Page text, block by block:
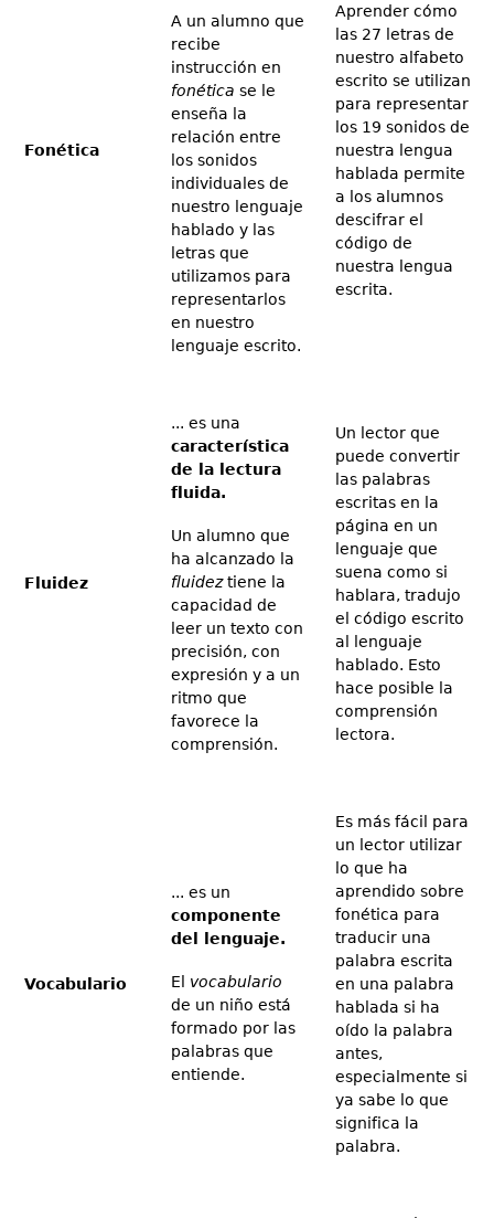
Fonética
A un alumno que
recibe
instrucción en
fonética se le
enseña la
relación entre
los sonidos
individuales de
nuestro lenguaje
hablado y las
letras que
utilizamos para
representarlos
en nuestro
lenguaje escrito.
Aprender cómo
las 27 letras de
nuestro alfabeto
escrito se utilizan
para representar
los 19 sonidos de
nuestra lengua
hablada permite
a los alumnos
descifrar el
código de
nuestra lengua
escrita.
Fluidez
... es una
característica
de la lectura
fluida.
Un alumno que
ha alcanzado la
fluideztiene la
capacidad de
leer un texto con
precisión, con
expresión y a un
ritmo que
favorece la
comprensión.
Un lector que
puede convertir
las palabras
escritas en la
página en un
lenguaje que
suena como si
hablara, tradujo
el código escrito
al lenguaje
hablado. Esto
hace posible la
comprensión
lectora.
Vocabulario
... es un
componente
del lenguaje.
El vocabulario
de un niño está
formado por las
palabras que
entiende.
Es más fácil para
un lector utilizar
lo que ha
aprendido sobre
fonética para
traducir una
palabra escrita
en una palabra
hablada si ha
oído la palabra
antes,
especialmente si
ya sabe lo que
significa la
palabra.